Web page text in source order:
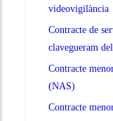
videovigilància
Contracte de
clavegueram
Contracte
(NAS)
Contracte